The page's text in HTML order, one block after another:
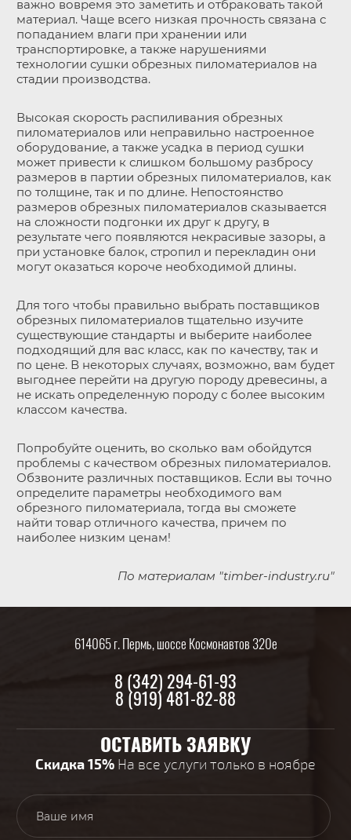
важно вовремя это заметить и отбраковать такой
материал. Чаще всего низкая прочность связана с
попаданием влаги при хранении или
транспортировке, а также нарушениями
технологии сушки обрезных пиломатериалов на
стадии производства.
Высокая скорость распиливания обрезных
пиломатериалов или неправильно настроенное
оборудование, а также усадка в период сушки
может привести к слишком большому разбросу
размеров в партии обрезных пиломатериалов, как
по толщине, так и по длине. Непостоянство
размеров обрезных пиломатериалов сказывается
на сложности подгонки их друг к другу, в
результате чего появляются некрасивые зазоры, а
при установке балок, стропил и перекладин они
могут оказаться короче необходимой длины.
Для того чтобы правильно выбрать поставщиков
обрезных пиломатериалов тщательно изучите
существующие стандарты и выберите наиболее
подходящий для вас класс, как по качеству, так и
по цене. В некоторых случаях, возможно, вам будет
выгоднее перейти на другую породу древесины, а
не искать определенную породу с более высоким
классом качества.
Попробуйте оценить, во сколько вам обойдутся
проблемы с качеством обрезных пиломатериалов.
Обзвоните различных поставщиков. Если вы точно
определите параметры необходимого вам
обрезного пиломатериала, тогда вы сможете
найти товар отличного качества, причем по
наиболее низким ценам!
По материалам "timber-industry.ru"
614065 г. Пермь, шоссе Космонавтов 320е
8 (342) 294-61-93
8 (919) 481-82-88
ОСТАВИТЬ ЗАЯВКУ
Скидка 15% На все услуги только в ноябре